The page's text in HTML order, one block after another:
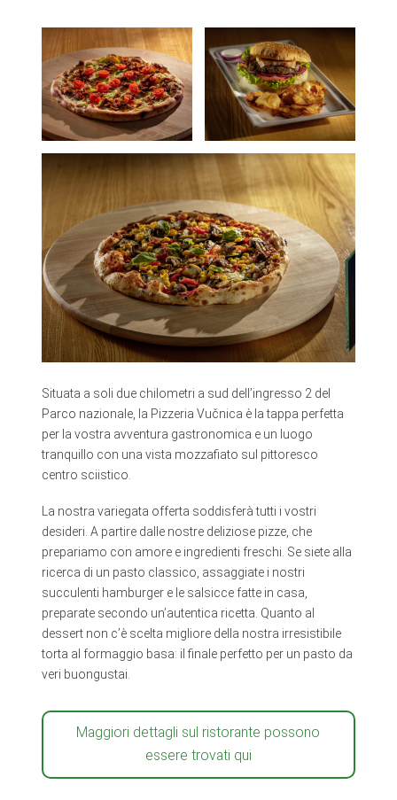
Situata a soli due chilometri a sud dell’ingresso 2 del
Parco nazionale, la Pizzeria Vučnica è la tappa perfetta
per la vostra avventura gastronomica e un luogo
tranquillo con una vista mozzafiato sul pittoresco
centro sciistico.
La nostra variegata offerta soddisferà tutti i vostri
desideri. A partire dalle nostre deliziose pizze, che
prepariamo con amore e ingredienti freschi. Se siete alla
ricerca di un pasto classico, assaggiate i nostri
succulenti hamburger e le salsicce fatte in casa,
preparate secondo un’autentica ricetta. Quanto al
dessert non c’è scelta migliore della nostra irresistibile
torta al formaggio basa: il finale perfetto per un pasto da
veri buongustai.
Maggiori dettagli sul ristorante possono
essere trovati qui